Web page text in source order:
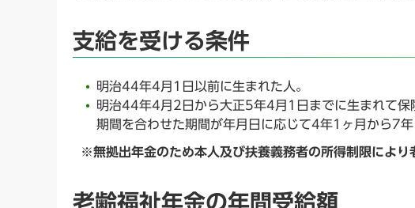
支給を受ける条件
明治44年4月1日以前に生まれた人。
明治44年4月2日から大正5年4月1日までに生まれて
期間を合わせた期間が年月日に応じて4年1ヶ月から7年
※無拠出年金のため本人及び扶養義務者の所得制限により
老齢福祉年金の年間受給額